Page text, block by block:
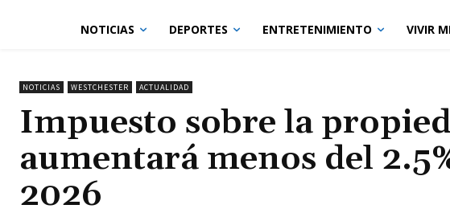
NOTICIAS DEPORTES ENTRETENIMIENTO VIVIR
NOTICIAS WESTCHESTER ACTUALIDAD
Impuesto sobre la
aumentará menos del
2026